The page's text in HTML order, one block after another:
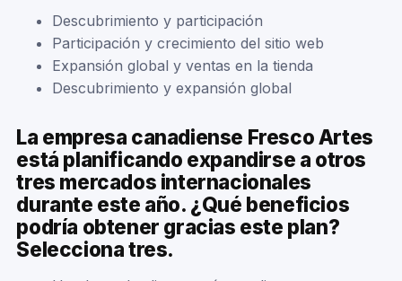
Descubrimiento y participación
Participación y crecimiento del sitio web
Expansión global y ventas en la tienda
Descubrimiento y expansión global
La empresa canadiense Fresco Artes
está planificando expandirse a otros
tres mercados internacionales
durante este año. ¿Qué beneficios
podría obtener gracias este plan?
Selecciona tres.